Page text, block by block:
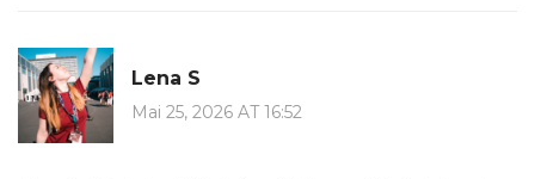
Lena S
Mai 25, 2026 AT 16:52